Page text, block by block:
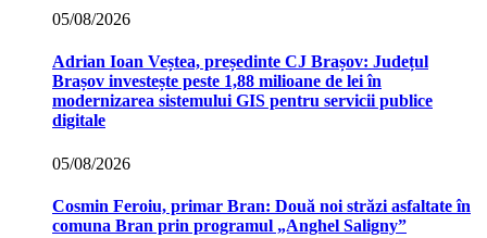
05/08/2026
Adrian Ioan Veștea, președinte CJ Brașov: Județul
Brașov investește peste 1,88 milioane de lei în
modernizarea sistemului GIS pentru servicii publice
digitale
05/08/2026
Cosmin Feroiu, primar Bran: Două noi străzi asfaltate în
comuna Bran prin programul „Anghel Saligny”